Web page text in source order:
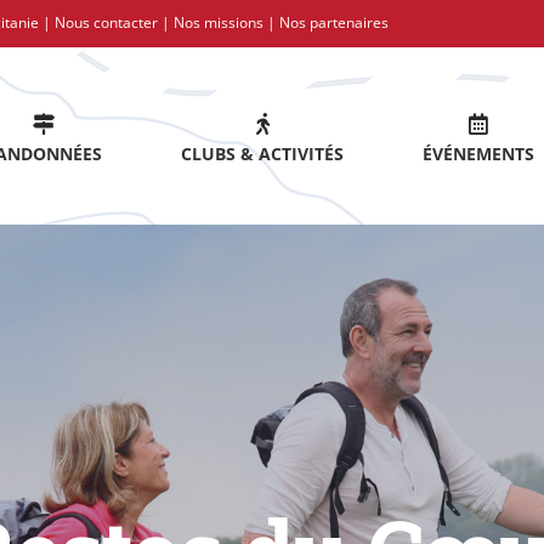
| Nous contacter | Nos missions | Nos partenaires
CLUBS & ACTIVITÉS ÉVÉNEMENTS